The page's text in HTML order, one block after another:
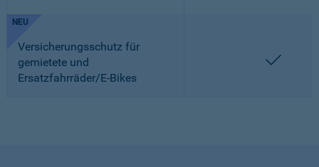
NEU
Versicherungsschutz für
gemietete und
Ersatzfahrräder/E-Bikes